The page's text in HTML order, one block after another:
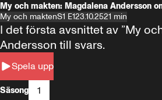
My och makten: Magdalena Andersson
My och maktenS1 E123.10.2521 min
Spela upp
I det första avsnittet av ”My
Andersson till svars.
Säsong 1